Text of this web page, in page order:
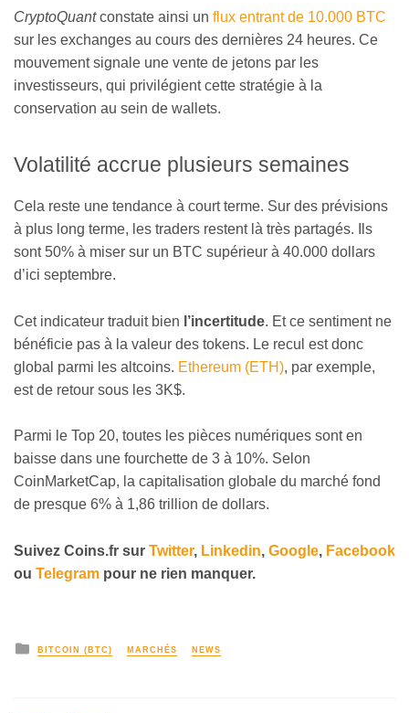
CryptoQuantconstate ainsi un flux entrant de 10.000 BTC
sur les exchanges au cours des dernières 24 heures. Ce
mouvement signale une vente de jetons par les
investisseurs, qui privilégient cette stratégie à la
conservation au sein de wallets.
Volatilité accrue plusieurs semaines
Cela reste une tendance à court terme. Sur des prévisions
à plus long terme, les traders restent là très partagés. Ils
sont 50% à miser sur un BTC supérieur à 40.000 dollars
d’ici septembre.
Cet indicateur traduit bien l’incertitude. Et ce sentiment ne
bénéficie pas à la valeur des tokens. Le recul est donc
global parmi les altcoins. Ethereum (ETH), par exemple,
est de retour sous les 3K$.
Parmi le Top 20, toutes les pièces numériques sont en
baisse dans une fourchette de 3 à 10%. Selon
CoinMarketCap, la capitalisation globale du marché fond
de presque 6% à 1,86 trillion de dollars.
Suivez Coins.fr sur Twitter, Linkedin, Google, Facebook
ou Telegram pour ne rien manquer.
BITCOIN (BTC) MARCHÉS NEWS